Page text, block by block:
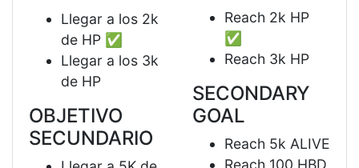
Llegar a los 2k
de HP ✅
Llegar a los 3k
de HP
OBJETIVO
SECUNDARIO
Reach 2k HP
✅
Reach 3k HP
SECONDARY
GOAL
Reach 5k ALIVE